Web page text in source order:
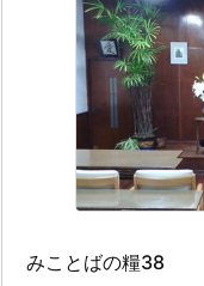
みことばの糧38